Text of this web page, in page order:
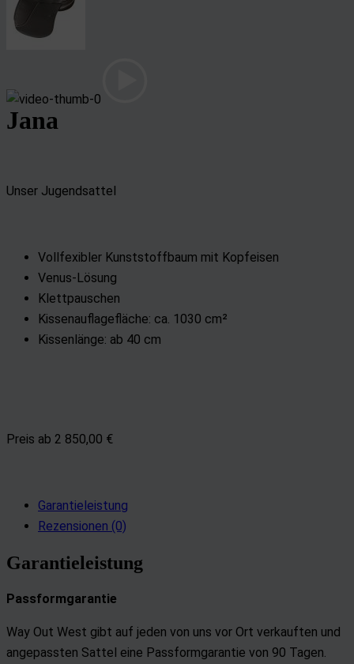
Jana
Unser Jugendsattel
Vollfexibler Kunststoffbaum mit Kopfeisen
Venus-Lösung
Klettpauschen
Kissenauflagefläche: ca. 1030 cm²
Kissenlänge: ab 40 cm
Preis ab 2 850,00 €
Garantieleistung
Rezensionen (0)
Garantieleistung
Passformgarantie
Way Out West gibt auf jeden von uns vor Ort verkauften und
angepassten Sattel eine Passformgarantie von 90 Tagen.